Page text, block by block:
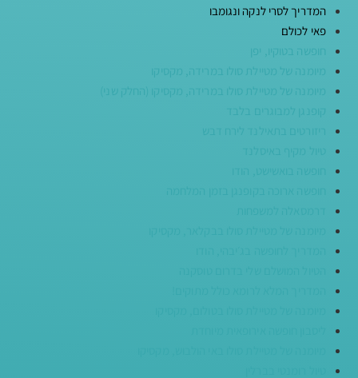
המדריך לסרי לנקה ונגומבו
פאי לכולם
חופשה בטוקיו, יפן
מיומנה של מטיילת סולו במרידה, מקסיקו
מיומנה של מטיילת סולו במרידה, מקסיקו (החלק שני)
קופנגן למבוגרים בלבד
ריזורטים בתאילנד לירח דבש